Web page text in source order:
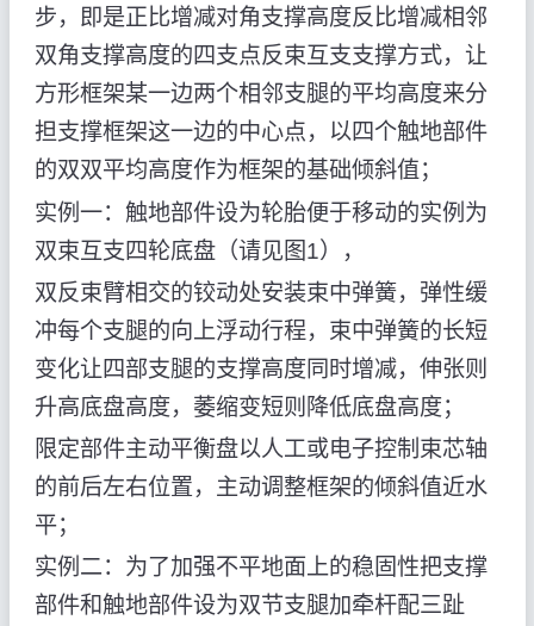
步，即是正比增减对角支撑高度反比增减相邻
双角支撑高度的四支点反束互支支撑方式，让
方形框架某一边两个相邻支腿的平均高度来分
担支撑框架这一边的中心点，以四个触地部件
的双双平均高度作为框架的基础倾斜值；
实例一：触地部件设为轮胎便于移动的实例为
双束互支四轮底盘（请见图1），
双反束臂相交的铰动处安装束中弹簧，弹性缓
冲每个支腿的向上浮动行程，束中弹簧的长短
变化让四部支腿的支撑高度同时增减，伸张则
升高底盘高度，萎缩变短则降低底盘高度；
限定部件主动平衡盘以人工或电子控制束芯轴
的前后左右位置，主动调整框架的倾斜值近水
平；
实例二：为了加强不平地面上的稳固性把支撑
部件和触地部件设为双节支腿加牵杆配三趾